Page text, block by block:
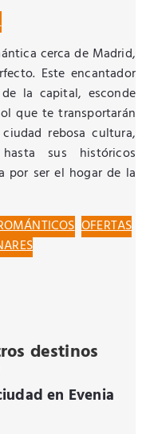
cerca de Madrid,
Este encantador
la capital, esconde
que te transportarán
rebosa cultura,
sus históricos
por ser el hogar de la
OFERTAS
destinos
en Evenia